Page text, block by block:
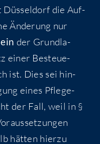
Düs­sel­dorf die Auf­
Ände­rung nur
der Grund­la­
einer Besteue­
ist. Dies sei hin­
eines Pfle­ge­
der Fall, weil in §
hät­ten hier­zu